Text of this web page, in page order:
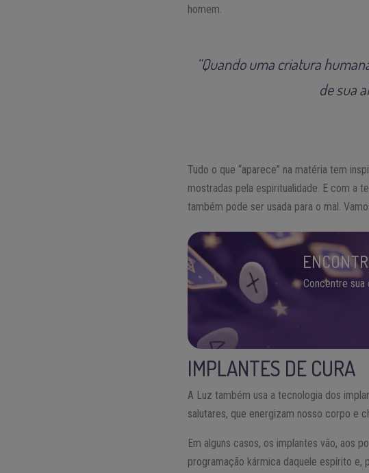
homem.
“Quando uma criatura
de sua
Tudo o que “aparece” na matéria tem
mostradas pela espiritualidade. E com a
também pode ser usada para o mal.
Concentre sua
IMPLANTES DE CURA
A Luz também usa a tecnologia dos
salutares, que energizam nosso corpo e
Em alguns casos, os implantes vão, aos
programação kármica daquele espírito e,